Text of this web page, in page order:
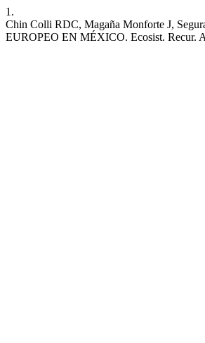
1.
Chin Colli RDC, Magaña Monforte J,
EUROPEO EN MÉXICO. Ecosist. Recur.